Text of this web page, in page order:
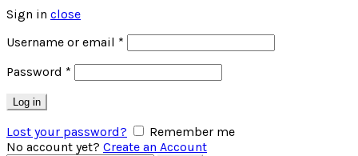
Sign in close
Username or email *
Password *
Log in
Lost your password?
Remember me
No account yet? Create an Account